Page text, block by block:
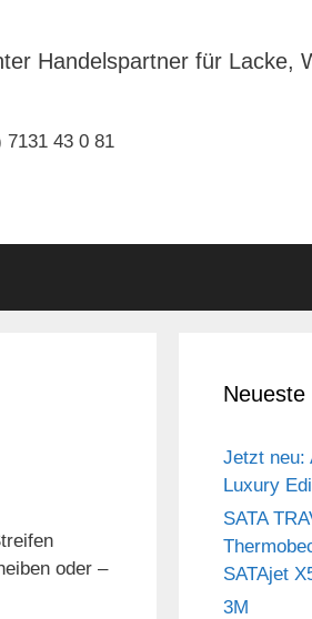
Handelspartner für Lacke,
7131 43 0 81
oder –
Neueste
Jetzt neu:
Luxury
SATA
SATAjet
3M